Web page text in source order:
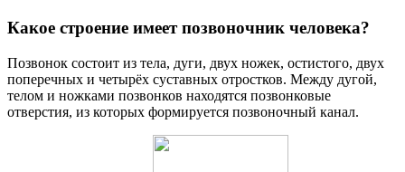
Какое строение имеет позвоночник человека?
Позвонок состоит из тела, дуги, двух ножек, остистого, двух
поперечных и четырёх суставных отростков. Между дугой,
телом и ножками позвонков находятся позвонковые
отверстия, из которых формируется позвоночный канал.